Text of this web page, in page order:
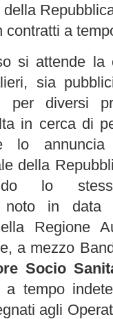
contratti a
si attende la
sia
per diversi
in cerca di
annuncia
della
lo
noto in
Regione
a mezzo
Socio
a tempo
agli